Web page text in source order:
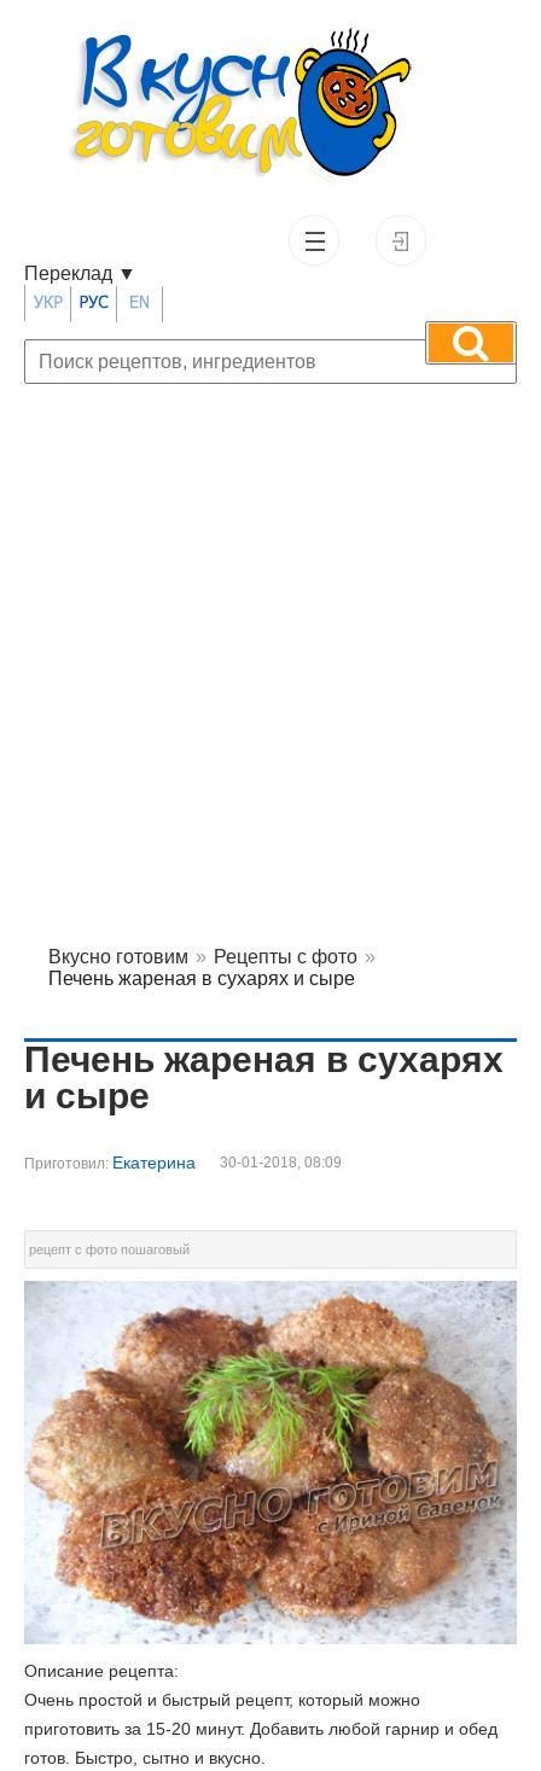
Переклад ▼
Вкусно готовим » Рецепты с фото »
Печень жареная в сухарях и сыре
Печень жареная в сухарях
и сыре
Приготовил: Екатерина 30-01-2018, 08:09
рецепт с фото пошаговый
Описание рецепта:
Очень простой и быстрый рецепт, который можно
приготовить за 15-20 минут. Добавить любой гарнир и обед
готов. Быстро, сытно и вкусно.